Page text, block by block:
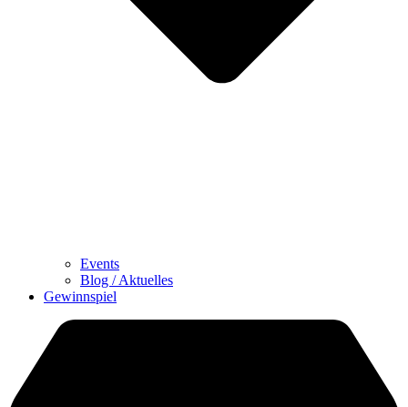
Events
Blog / Aktuelles
Gewinnspiel